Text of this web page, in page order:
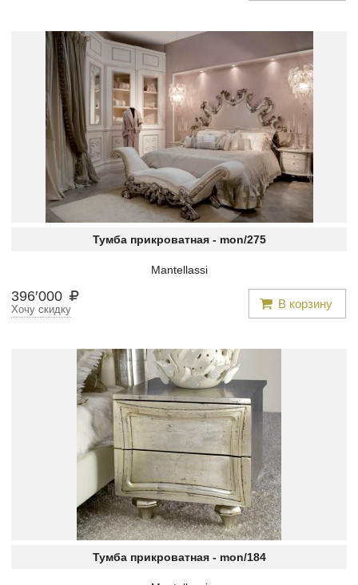
Тумба прикроватная - mon/275
Mantellassi
396′000 В корзину
Хочу скидку
Тумба прикроватная - mon/184